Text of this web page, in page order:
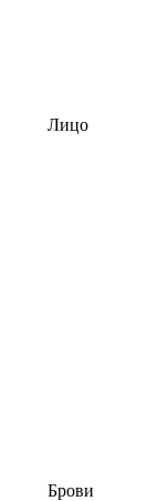
Лицо
Брови